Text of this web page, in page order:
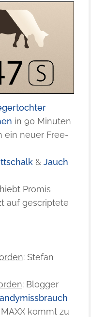
in 90 Minuten
ein neuer Free-
& Jauch
Promis
auf gescriptete
: Stefan
: Blogger
kommt zu